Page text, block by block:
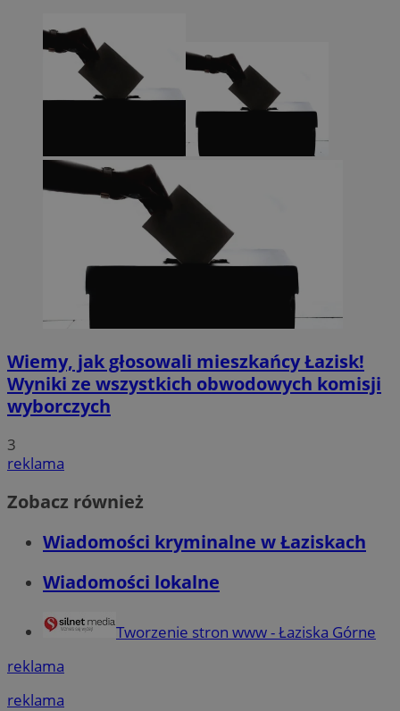
Wiemy, jak głosowali mieszkańcy Łazisk!
Wyniki ze wszystkich obwodowych komisji
wyborczych
3
reklama
Zobacz również
Wiadomości kryminalne w Łaziskach
Wiadomości lokalne
Tworzenie stron www - Łaziska Górne
reklama
reklama